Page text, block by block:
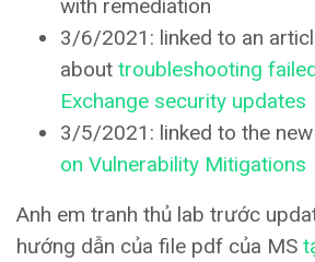
with remediation
3/6/2021: linked to an
about troubleshooting
Exchange security updates
3/5/2021: linked to the new
on Vulnerability Mitigations
Anh em tranh thủ lab trước
hướng dẫn của file pdf của MS